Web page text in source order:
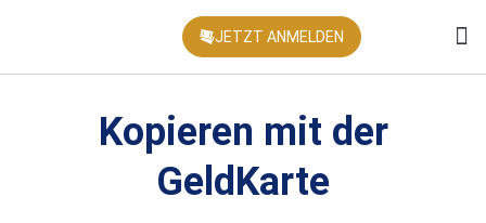
JETZT ANMELDEN
Kopieren mit der
GeldKarte